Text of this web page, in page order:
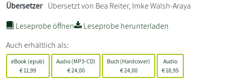
Übersetzer Übersetzt von Bea Reiter, Imke Walsh-Araya
Leseprobe öffnen
Leseprobe herunterladen
Auch erhältlich als:
eBook (epub)
€11,99
Audio (MP3-CD)
€24,00
Buch (Hardcover)
€24,00
Audio
€18,95